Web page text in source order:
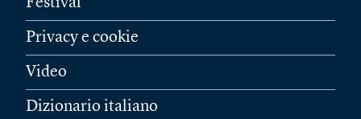
Festival
Privacy e cookie
Video
Dizionario italiano